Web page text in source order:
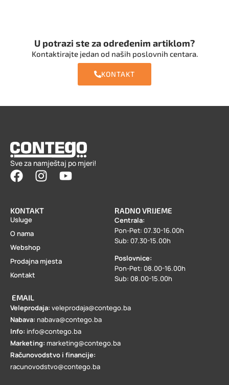
U potrazi ste za određenim artiklom?
Kontaktirajte jedan od naših poslovnih centara.
KONTAKT
Sve za namještaj po mjeri!
KONTAKT
Usluge
O nama
Webshop
Prodajna mjesta
Kontakt
EMAIL
Veleprodaja: veleprodaja@contego.ba
Nabava: nabava@contego.ba
Info: info@contego.ba
Marketing: marketing@contego.ba
Računovodstvo i financije:
racunovodstvo@contego.ba
RADNO VRIJEME
Centrala:
Pon-Pet: 07.30-16.00h
Sub: 07.30-15.00h
Poslovnice:
Pon-Pet: 08.00-16.00h
Sub: 08.00-15.00h